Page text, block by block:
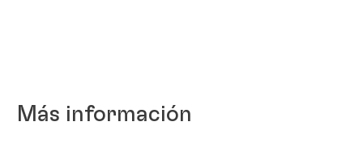
Más información